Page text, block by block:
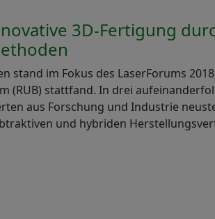
3D-Fertigung
stand im Fokus des LaserForums
(RUB) stattfand. In drei
aus Forschung und Industrie
und hybriden